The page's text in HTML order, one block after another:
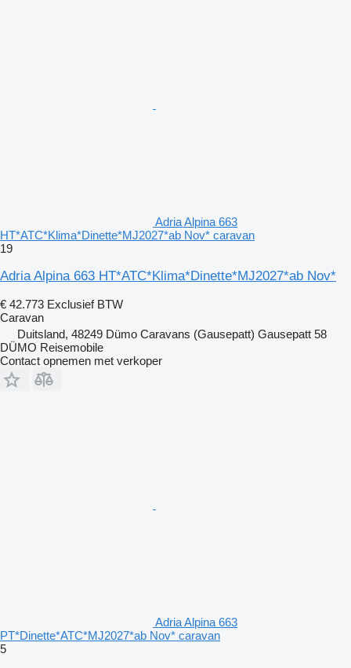
Adria Alpina 663
HT*ATC*Klima*Dinette*MJ2027*ab Nov* caravan
19
Adria Alpina 663 HT*ATC*Klima*Dinette*MJ2027*ab Nov*
€ 42.773 Exclusief BTW
Caravan
Duitsland, 48249 Dümo Caravans (Gausepatt) Gausepatt 58
DÜMO Reisemobile
Contact opnemen met verkoper
Adria Alpina 663
PT*Dinette*ATC*MJ2027*ab Nov* caravan
5